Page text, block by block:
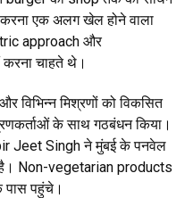
एक अलग खेल होने वाला
approach और
चाहते थे।
विभिन्न मिश्रणों को विकसित
के साथ गठबंधन किया।
Jeet Singh ने मुंबई के पनवेल
Non-vegetarian products
पास पहुंचे।